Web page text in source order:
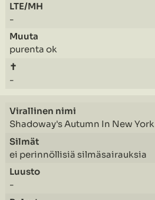
-
purenta ok
-
Shadoway's Autumn In New York
ei perinnöllisiä silmäsairauksia
-